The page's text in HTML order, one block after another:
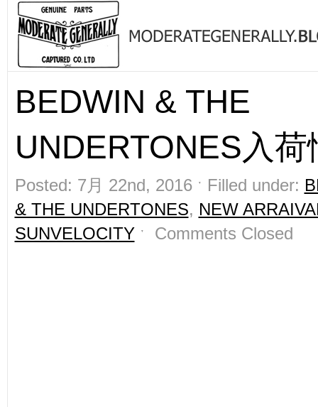
BEDWIN & THE
UNDERTONES入荷
Posted: 7月 22nd, 2016 ˑ Filled under:
& THE UNDERTONES, NEW
SUNVELOCITYˑ Comments Closed